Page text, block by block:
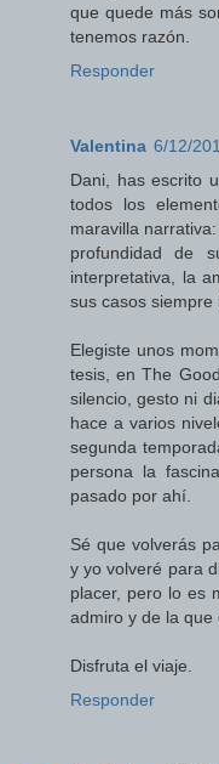
que quede más
tenemos razón.
Responder
Valentina 6/12/
Dani, has escrito
todos los
maravilla
profundidad de
interpretativa, la
sus casos siempre
Elegiste unos
tesis, en The
silencio, gesto ni
hace a varios
segunda
persona la
pasado por ahí.
Sé que volverás
y yo volveré para
placer, pero lo es
admiro y de la
Disfruta el viaje.
Responder